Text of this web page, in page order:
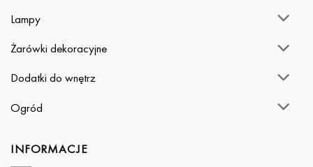
Lampy
Żarówki dekoracyjne
Dodatki do wnętrz
Ogród
INFORMACJE